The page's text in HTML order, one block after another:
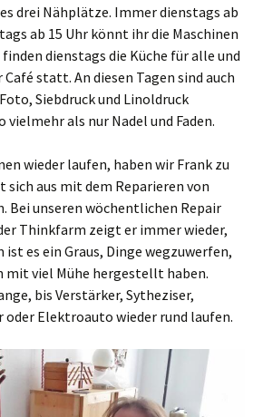
drei Nähplätze. Immer dienstags ab
ab 15 Uhr könnt ihr die Maschinen
dienstags die Küche für alle und
statt. An diesen Tagen sind auch
Siebdruck und Linoldruck
als nur Nadel und Faden.
wieder laufen, haben wir Frank zu
sich aus mit dem Reparieren von
Bei unseren wöchentlichen Repair
Thinkfarm zeigt er immer wieder,
ist es ein Graus, Dinge wegzuwerfen,
mit viel Mühe hergestellt haben.
bis Verstärker, Sytheziser,
Elektroauto wieder rund laufen.